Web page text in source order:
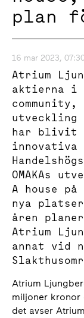
plan
16 mar 2023,
Atrium
aktierna i
utveckling
har blivit
innovativa
OMAKAs
A house
nya
åren
Atrium
annat vid
Atrium
miljoner kronor
det avser